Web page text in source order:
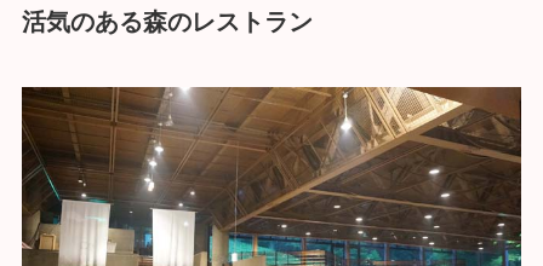
活気のある森のレストラン